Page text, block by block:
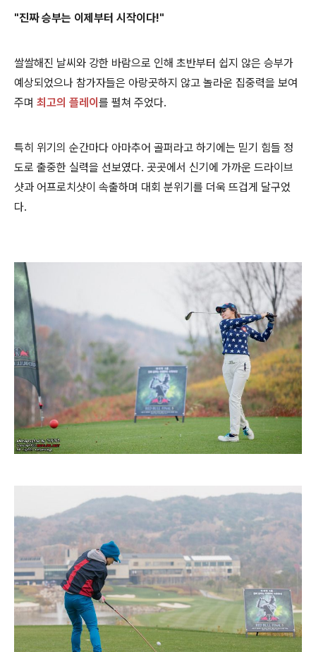
"진짜 승부는 이제부터 시작이다!"
쌀쌀해진 날씨와 강한 바람으로 인해 초반부터 쉽지 않은 승부가
예상되었으나 참가자들은 아랑곳하지 않고 놀라운 집중력을 보여
주며 최고의 플레이 를 펼쳐 주었다.
특히 위기의 순간마다 아마추어 골퍼라고 하기에는 믿기 힘들 정
도로 출중한 실력을 선보였다. 곳곳에서 신기에 가까운 드라이브
샷과 어프로치샷이 속출하며 대회 분위기를 더욱 뜨겁게 달구었
다.